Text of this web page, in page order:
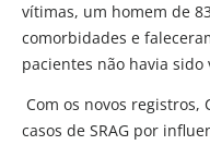
vítimas, um homem de
comorbidades e
pacientes não havia
Com os novos registros,
casos de SRAG por